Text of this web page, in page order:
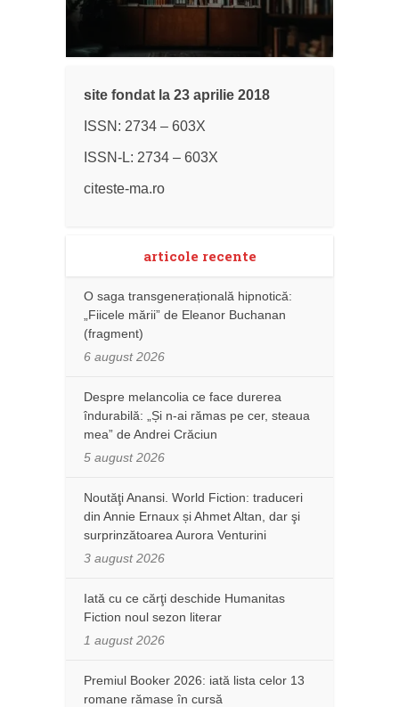
site fondat la 23 aprilie 2018
ISSN: 2734 – 603X
ISSN-L: 2734 – 603X
citeste-ma.ro
articole recente
O saga transgenerațională hipnotică:
„Fiicele mării” de Eleanor Buchanan
(fragment)
6 august 2026
Despre melancolia ce face durerea
îndurabilă: „Și n-ai rămas pe cer, steaua
mea” de Andrei Crăciun
5 august 2026
Noutăţi Anansi. World Fiction: traduceri
din Annie Ernaux și Ahmet Altan, dar şi
surprinzătoarea Aurora Venturini
3 august 2026
Iată cu ce cărţi deschide Humanitas
Fiction noul sezon literar
1 august 2026
Premiul Booker 2026: iată lista celor 13
romane rămase în cursă